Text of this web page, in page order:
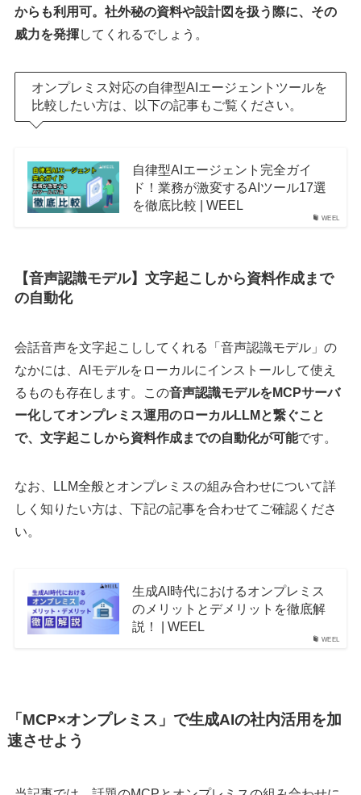
からも利用可。社外秘の資料や設計図を扱う際に、その
威力を発揮してくれるでしょう。
オンプレミス対応の自律型AIエージェントツールを
比較したい方は、以下の記事もご覧ください。
WEEL
自律型AIエージェント完全ガイ
ド！業務が激変するAIツール17選
を徹底比較 | WEEL
【音声認識モデル】文字起こしから資料作成まで
の自動化
会話音声を文字起こししてくれる「音声認識モデル」の
なかには、AIモデルをローカルにインストールして使え
るものも存在します。この音声認識モデルをMCPサーバ
ー化してオンプレミス運用のローカルLLMと繋ぐこと
で、文字起こしから資料作成までの自動化が可能です。
なお、LLM全般とオンプレミスの組み合わせについて詳
しく知りたい方は、下記の記事を合わせてご確認くださ
い。
WEEL
生成AI時代におけるオンプレミス
のメリットとデメリットを徹底解
説！ | WEEL
「MCP×オンプレミス」で生成AIの社内活用を加
速させよう